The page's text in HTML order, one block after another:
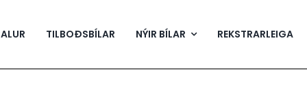
TILBOÐSBÍLAR NÝIR BÍLAR REKSTRARLEIGA